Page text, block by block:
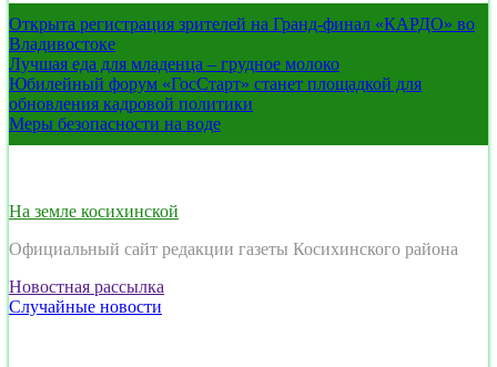
Открыта регистрация зрителей на Гранд-финал «КАРДО» во
Владивостоке
Лучшая еда для младенца – грудное молоко
Юбилейный форум «ГосСтарт» станет площадкой для
обновления кадровой политики
Меры безопасности на воде
На земле косихинской
Официальный сайт редакции газеты Косихинского района
Новостная рассылка
Случайные новости